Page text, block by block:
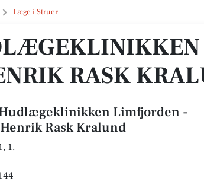
Læge i Struer
Limfjorden -Struer v/Henrik Rask Kralund
RASK
Limfjorden -
Rask Kralund
1.